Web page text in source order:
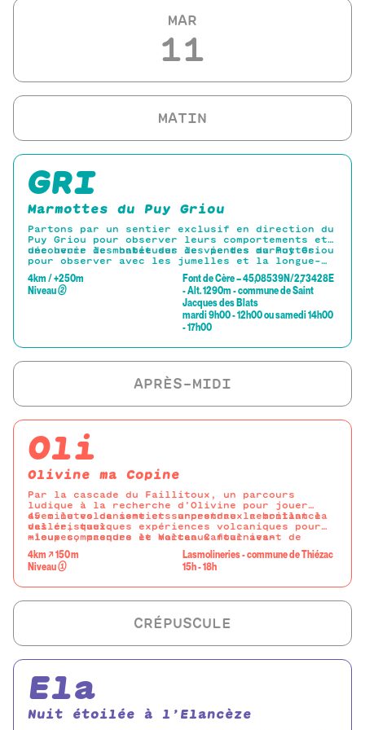
MAR
11
GRI
Marmottes du Puy Griou
Partons par un sentier exclusif en direction du
Puy Griou pour observer leurs comportements et
découvrir les habitudes de vie des marmottes.
une heure de montée sur les pentes du Puy Griou
pour observer avec les jumelles et la longue-
paysage.
4km / +250m
Niveau②
Font de Cère – 45,08539N/2,73428E
- Alt. 1290m - commune de Saint
Jacques des Blats
mardi 9h00 - 12h00 ou samedi 14h00
- 17h00
Oli
Olivine ma Copine
Par la cascade du Faillitoux, un parcours
ludique à la recherche d’Olivine pour jouer
avec le volcanisme et surprendre la brillance
des cristaux.
45 minutes de sentiers ancestraux remontant la
vallée, quelques expériences volcaniques pour
mieux comprendre le Volcan Cantal avant de
Olivine sur les bords de la cascade du
Faillitoux.
-loupes, masques et marteaux fournies-
4km ↗ 150 m
Niveau①
Lasmolineries - commune de Thiézac
15h - 18h
Ela
Nuit étoilée à l’Elancèze